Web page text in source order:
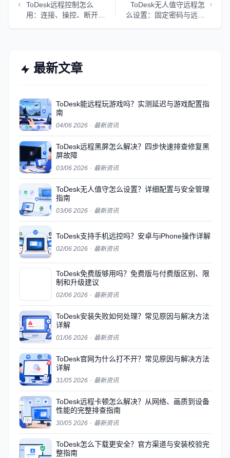
ToDesk远程控制怎么
用：连接、操控、断开全
ToDesk无人值守远程怎
么设置：固定密码与远程
最新文章
ToDesk能远程玩游戏吗？实测延迟与游戏配置指
南
04/06 2026 · 最新资讯
ToDesk远程黑屏怎么解决？四步快速排查修复黑
屏故障
03/06 2026 · 最新资讯
ToDesk无人值守怎么设置？详细配置与安全管理
指南
03/06 2026 · 最新资讯
ToDesk支持手机远控吗？安卓与iPhone操作详解
02/06 2026 · 最新资讯
ToDesk免费版够用吗？免费版与付费版区别、限
制和升级建议
02/06 2026 · 最新资讯
ToDesk安装失败如何处理？常见原因与解决方法
详解
01/06 2026 · 最新资讯
ToDesk官网为什么打不开？常见原因与解决方法
详解
31/05 2026 · 最新资讯
ToDesk远程卡顿怎么解决？从网络、画质到设备
性能的完整排查指南
30/05 2026 · 最新资讯
ToDesk怎么下载更安全？官方渠道与安装校验完
整指南